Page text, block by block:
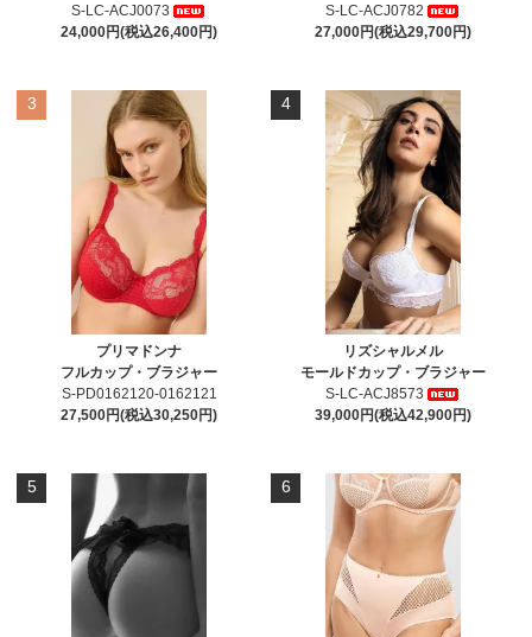
S-LC-ACJ0073
24,000円(税込26,400円)
S-LC-ACJ0782
27,000円(税込29,700円)
3
プリマドンナ
フルカップ・ブラジャー
S-PD0162120-0162121
27,500円(税込30,250円)
4
リズシャルメル
モールドカップ・ブラジャー
S-LC-ACJ8573
39,000円(税込42,900円)
5 6